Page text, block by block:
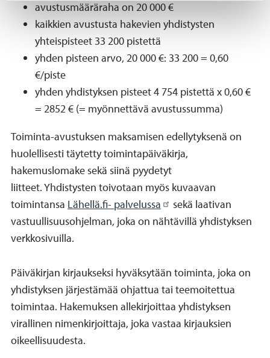
avustusmääräraha on 20 000 €
kaikkien avustusta hakevien yhdistysten
yhteispisteet 33 200 pistettä
yhden pisteen arvo, 20 000 €: 33 200 = 0,60
€/piste
yhden yhdistyksen pisteet 4 754 pistettä x 0,60 €
= 2852 € (= myönnettävä avustussumma)
Toiminta-avustuksen maksamisen edellytyksenä on
huolellisesti täytetty toimintapäiväkirja,
hakemuslomake sekä siinä pyydetyt
liitteet. Yhdistysten toivotaan myös kuvaavan
toimintansa Lähellä.fi- palvelussa
sekä laativan
vastuullisuusohjelman, joka on nähtävillä yhdistyksen
verkkosivuilla.
Päiväkirjan kirjaukseksi hyväksytään toiminta, joka on
yhdistyksen järjestämää ohjattua tai teemoitettua
toimintaa. Hakemuksen allekirjoittaa yhdistyksen
virallinen nimenkirjoittaja, joka vastaa kirjauksien
oikeellisuudesta.